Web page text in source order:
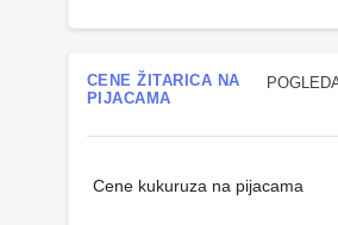
CENE ŽITARICA NA
PIJACAMA
Cene kukuruza na pijacama